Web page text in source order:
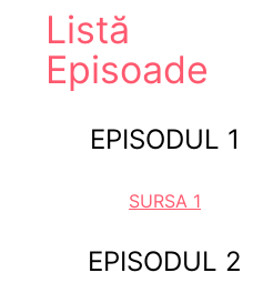
Listă
Episoade
EPISODUL 1
SURSA 1
EPISODUL 2